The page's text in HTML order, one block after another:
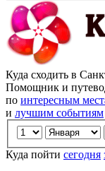
Куда сходить в
Помощник и
по интересным
и лучшим событиям
Куда пойти сегодня